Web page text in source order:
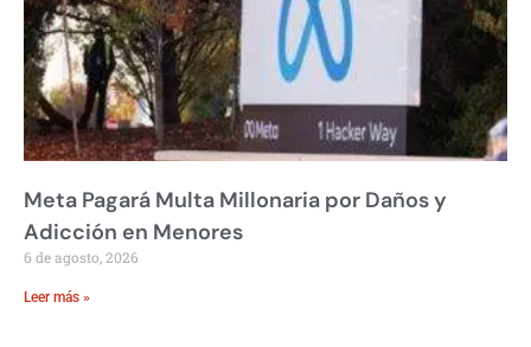
Meta Pagará Multa Millonaria por Daños y
Adicción en Menores
6 de agosto, 2026
Leer más »